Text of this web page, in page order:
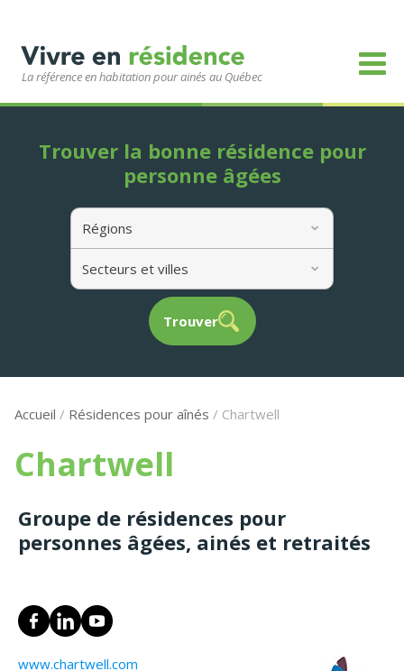
La référence en habitation pour ainés au Québec
Régions
Secteurs et villes
Trouver
Trouver la bonne résidence pour
personne âgées
Accueil / Résidences pour aînés / Chartwell
Chartwell
Groupe de résidences pour
personnes âgées, ainés et retraités
www.chartwell.com